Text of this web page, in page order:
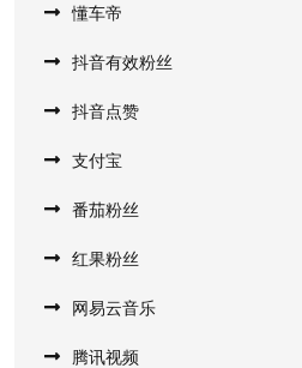
懂车帝
抖音有效粉丝
抖音点赞
支付宝
番茄粉丝
红果粉丝
网易云音乐
腾讯视频